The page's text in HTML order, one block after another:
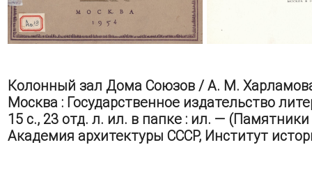
Колонный зал Дома Союзов / А. М.
Москва : Государственное издательство
15 с., 23 отд. л. ил. в папке : ил. —
Академия архитектуры СССР, Институт